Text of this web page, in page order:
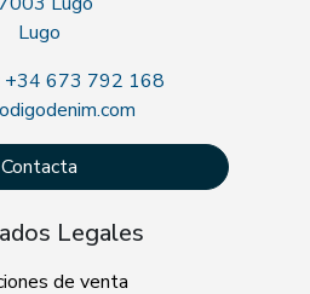
Lugo
+34 673 792 168
Contacta
Legales
de venta